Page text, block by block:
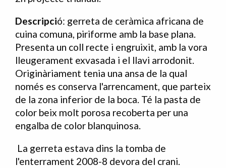
Descripció: gerreta de ceràmica africana de
cuina comuna, piriforme amb la base plana.
Presenta un coll recte i engruixit, amb la vora
lleugerament exvasada i el llavi arrodonit.
Originàriament tenia una ansa de la qual
només es conserva l'arrencament, que parteix
de la zona inferior de la boca. Té la pasta de
color beix molt porosa recoberta per una
engalba de color blanquinosa.
La gerreta estava dins la tomba de
l'enterrament 2008-8 devora del crani.